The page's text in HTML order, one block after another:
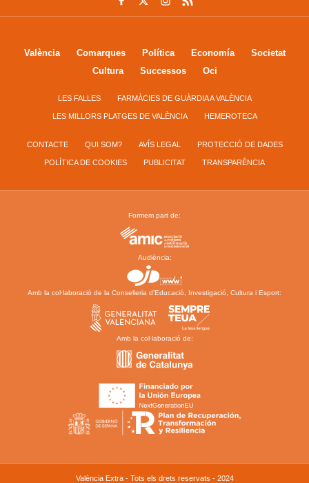
València Comarques Política Economía
Societat
Cultura
Successos Oci
LES FALLES FARMÀCIES DE GUÀRDIA A VALÈNCIA
LES MILLORS PLATGES DE VALÈNCIA HEMEROTECA
CONTACTE QUI SOM? AVÍS LEGAL PROTECCIÓ DE DADES
POLÍTICA DE COOKIES PUBLICITAT TRANSPARÈNCIA
Formem part de:
Audiència:
Amb la col·laboració de la Conselleria d’Educació, Investigació, Cultura i Esport:
Amb la col·laboració de:
València Extra - Tots els drets reservats - 2024